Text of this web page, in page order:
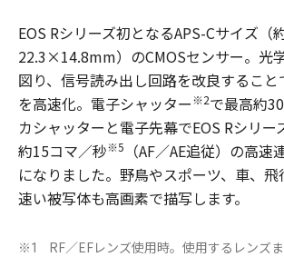
EOS Rシリーズ初となるAPS-Cサイズ（
22.3×14.8mm）のCMOSセンサー。光
図り、信号読み出し回路を改良するこ
を高速化。電子シャッター※2で最高約
カシャッターと電子先幕でEOS Rシリー
約15コマ／秒※5
（AF／AE追従）の高
になりました。野鳥やスポーツ、車、
速い被写体も高画素で描写します。
※1
RF／EFレンズ使用時。使用するレンズ